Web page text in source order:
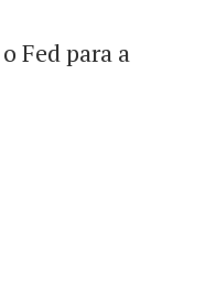
Fed para a